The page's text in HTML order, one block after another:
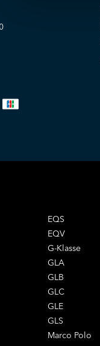
EQS
EQV
G-Klasse
GLA
GLB
GLC
GLE
GLS
Marco Polo